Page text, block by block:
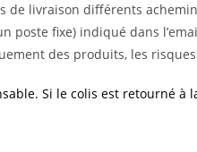
livraison différents
poste fixe) indiqué dans
des produits, les
Si le colis est retourné à